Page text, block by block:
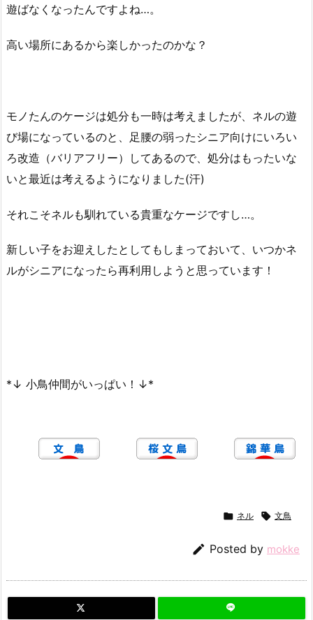
遊ばなくなったんですよね…。
高い場所にあるから楽しかったのかな？
モノたんのケージは処分も一時は考えましたが、ネルの遊
び場になっているのと、足腰の弱ったシニア向けにいろい
ろ改造（バリアフリー）してあるので、処分はもったいな
いと最近は考えるようになりました(汗)
それこそネルも馴れている貴重なケージですし…。
新しい子をお迎えしたとしてもしまっておいて、いつかネ
ルがシニアになったら再利用しようと思っています！
*↓ 小鳥仲間がいっぱい！↓*
 ネル  文鳥
 Posted by mokke